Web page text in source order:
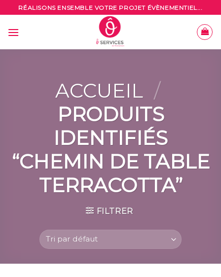
to
content
RÉALISONS ENSEMBLE VOTRE PROJET ÉVÈNEMENTIEL...
ACCUEIL /
PRODUITS
IDENTIFIÉS
“CHEMIN DE TABLE
TERRACOTTA”
FILTRER